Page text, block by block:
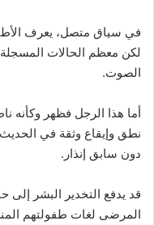
في سياق متصل، يعرف
لكن معظم الحالات المسجلة
الصوت.
أما هذا الرجل فظهر وكأنه
نطق وإيقاع وثقة في
دون سابق إنذار.
قد يدفع التخدير البشر إلى
المرضى لغات طفولتهم